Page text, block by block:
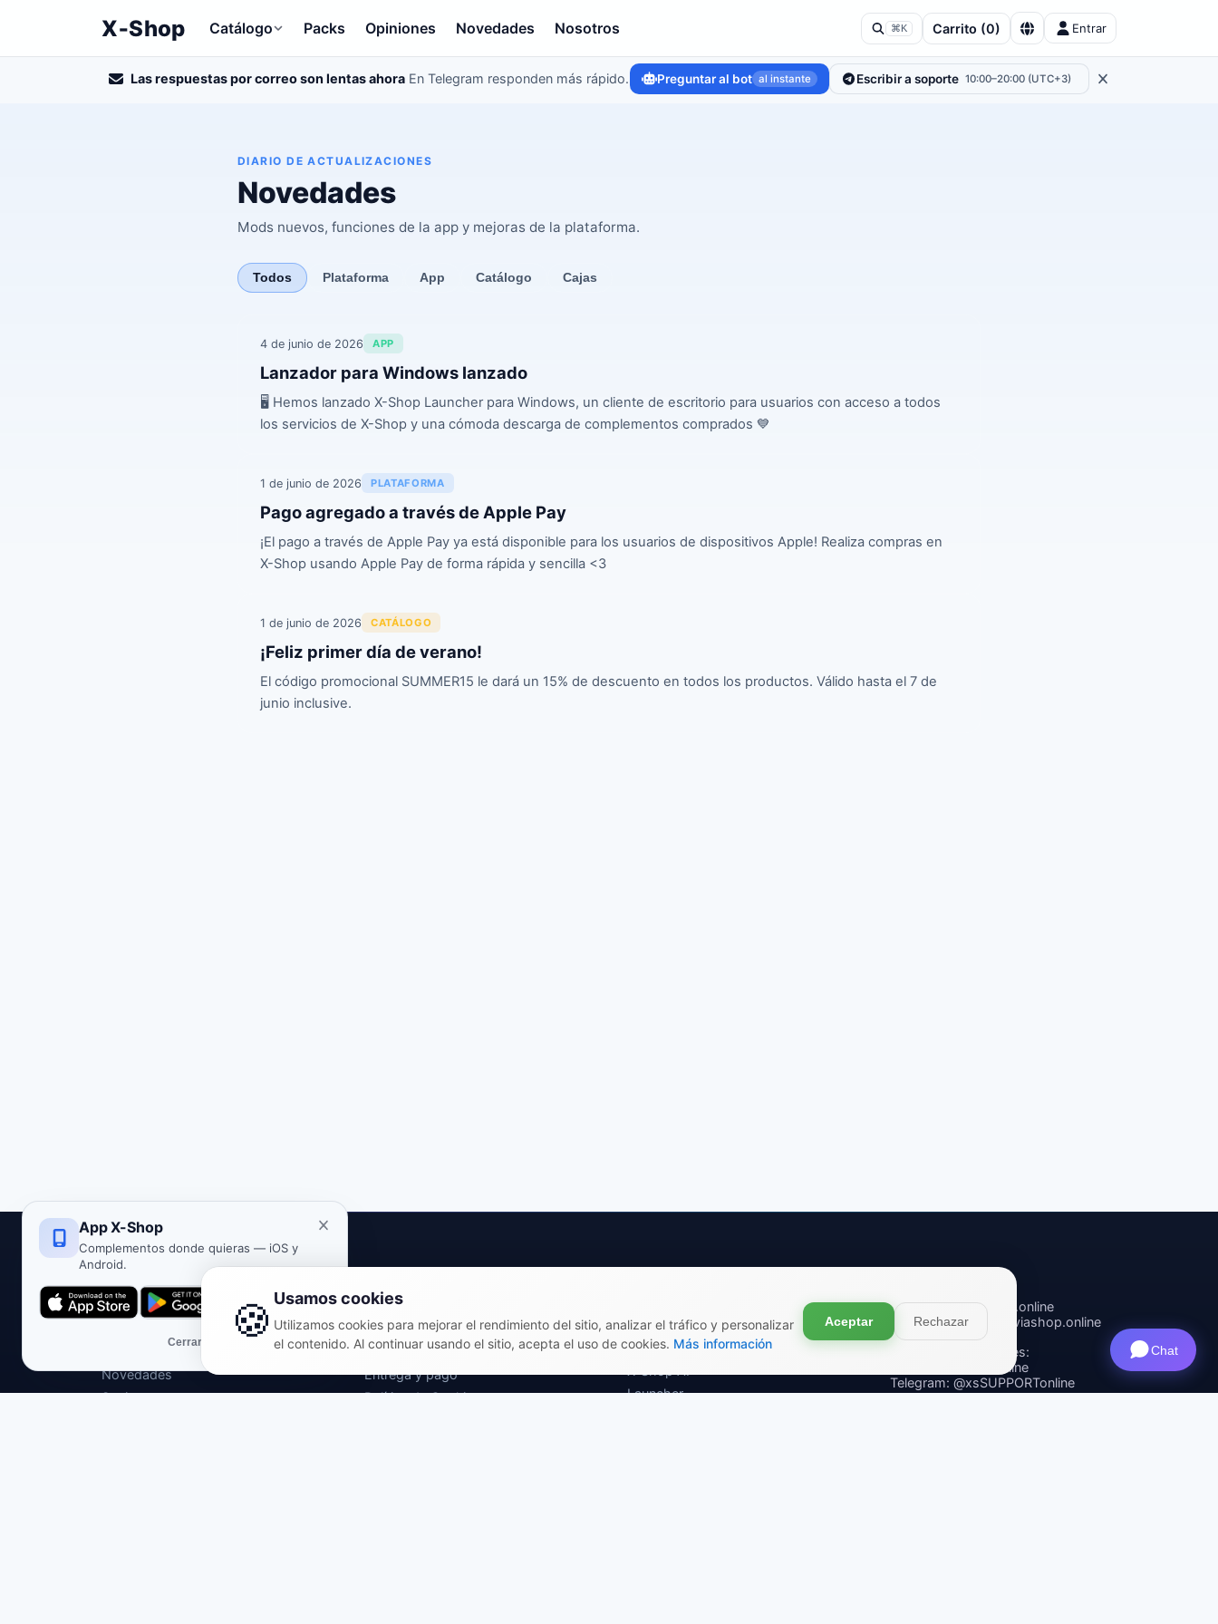
X‑Shop Catálogo Packs Opiniones Novedades Nosotros ⌘K Carrito (0) Entrar
Las respuestas por correo son lentas ahora En Telegram responden más rápido. Preguntar al bot al instante Escribir a soporte 10:00–20:00 (UTC+3)
DIARIO DE ACTUALIZACIONES
Novedades
Mods nuevos, funciones de la app y mejoras de la plataforma.
Todos Plataforma App Catálogo Cajas
4 de junio de 2026 APP
Lanzador para Windows lanzado
🖥️ Hemos lanzado X-Shop Launcher para Windows, un cliente de escritorio para usuarios con acceso a todos
los servicios de X-Shop y una cómoda descarga de complementos comprados 💙
1 de junio de 2026 PLATAFORMA
Pago agregado a través de Apple Pay
¡El pago a través de Apple Pay ya está disponible para los usuarios de dispositivos Apple! Realiza compras en
X-Shop usando Apple Pay de forma rápida y sencilla <3
1 de junio de 2026 CATÁLOGO
¡Feliz primer día de verano!
El código promocional SUMMER15 le dará un 15% de descuento en todos los productos. Válido hasta el 7 de
junio inclusive.
Sobre nosotros
Novedades
Socios y proyectos
Oferta pública
Política de privacidad
Política de devoluciones
Entrega y pago
Política de Cookies
Documentación
Artículos educativos
Launcher
CEO: ceo@aviashop.online
Soporte: support@aviashop.online
—respuestas lentas
Ventas y asociaciones:
sales@aviashop.online
Telegram: @xsSUPPORTonline
Telegram Channel: @aviash0p
Chat
App X-Shop
Complementos donde quieras — iOS y
Android.
Cerrar 🍪 Usamos cookies
Utilizamos cookies para mejorar el rendimiento del sitio, analizar el tráfico y personalizar
el contenido. Al continuar usando el sitio, acepta el uso de cookies. Más información
Aceptar Rechazar